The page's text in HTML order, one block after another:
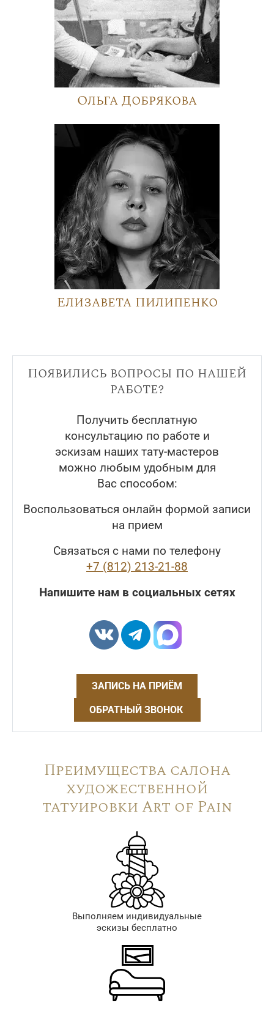
Ольга Добрякова
Елизавета Пилипенко
Появились вопросы по нашей
работе?
Получить бесплатную
консультацию по работе и
эскизам наших тату-мастеров
можно любым удобным для
Вас способом:
Воспользоваться онлайн формой записи
на прием
Связаться с нами по телефону
+7 (812) 213-21-88
Напишите нам в социальных сетях
ЗАПИСЬ НА ПРИЁМ
ОБРАТНЫЙ ЗВОНОК
Преимущества салона
художественной
татуировки Art of Pain
Выполняем индивидуальные
эскизы бесплатно